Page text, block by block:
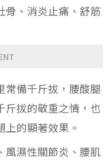
骨、消炎止痛、舒筋
常備千斤拔，腰酸腿
斤拔的敬重之情，也
的顯著效果。
風濕性關節炎、腰肌